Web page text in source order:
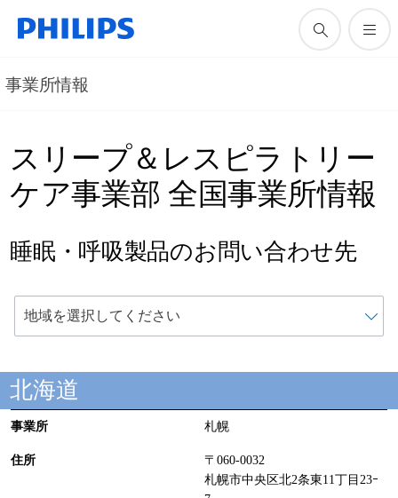
事業所情報
スリープ＆レスピラトリー
ケア事業部 全国事業所情報
睡眠・呼吸製品のお問い合わせ先
北海道
札幌
〒060-0032
札幌市中央区北2条東11丁目23ｰ